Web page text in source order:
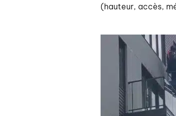
(hauteur, accès,